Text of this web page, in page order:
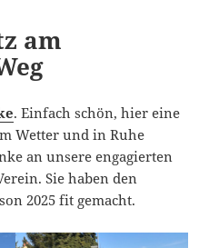
am
. Einfach schön, hier eine
Wetter und in Ruhe
an unsere engagierten
Sie haben den
2025 fit gemacht.